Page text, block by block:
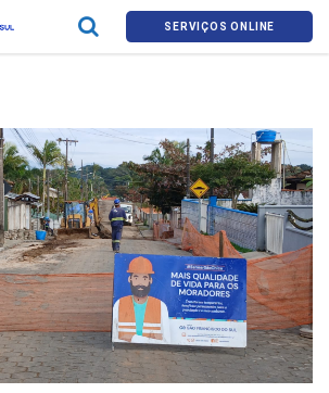
SERVIÇOS ONLINE